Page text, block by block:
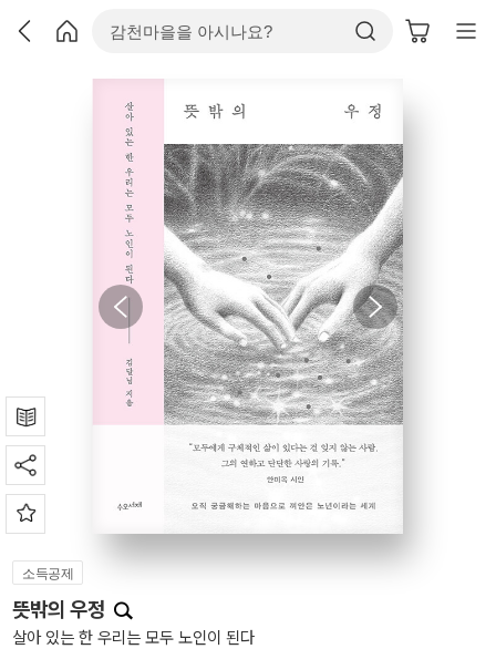
소득공제
뜻밖의 우정
살아 있는 한 우리는 모두 노인이 된다